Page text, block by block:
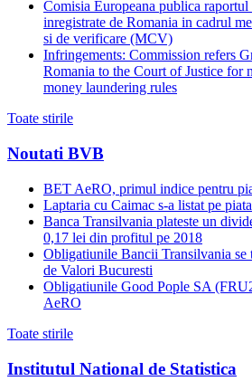
Comisia Europeana publica
inregistrate de Romania in cadrul
si de verificare (MCV)
Infringements: Commission refers
Romania to the Court of Justice for
money laundering rules
Toate stirile
Noutati BVB
BET AeRO, primul indice pentru
Laptaria cu Caimac s-a listat pe
Banca Transilvania plateste un
0,17 lei din profitul pe 2018
Obligatiunile Bancii Transilvania se
de Valori Bucuresti
Obligatiunile Good Pople SA
AeRO
Toate stirile
Institutul National de Statistica